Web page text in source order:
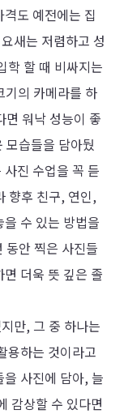
도 예전에는 집
새는 저렴하고 성
학 할 때 비싸지는
기의 카메라를 하
면 워낙 성능이 좋
모습들을 담아뒀
진 수업을 꼭 듣
향후 친구, 연인,
수 있는 방법을
동안 찍은 사진들
더욱 뜻 깊은 졸
만, 그 중 하나는
용하는 것이라고
사진에 담아, 늘
감상할 수 있다면